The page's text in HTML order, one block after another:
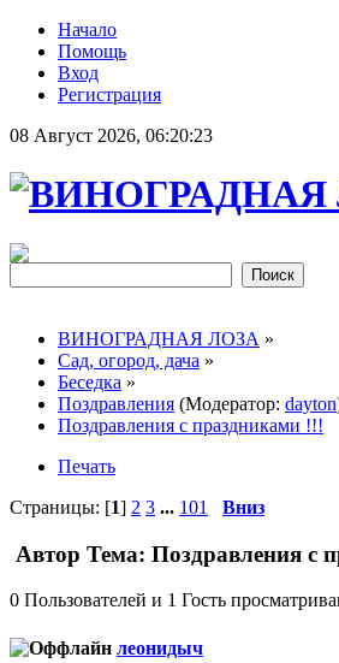
Начало
Помощь
Вход
Регистрация
08 Август 2026, 06:20:23
ВИНОГРАДНАЯ ЛОЗА »
Сад, огород, дача »
Беседка »
Поздравления (Модератор: dayton
Поздравления с праздниками !!!
Печать
Страницы: [1] 2 3 ... 101 Вниз
Автор Тема: Поздравления с
0 Пользователей и 1 Гость
леонидыч